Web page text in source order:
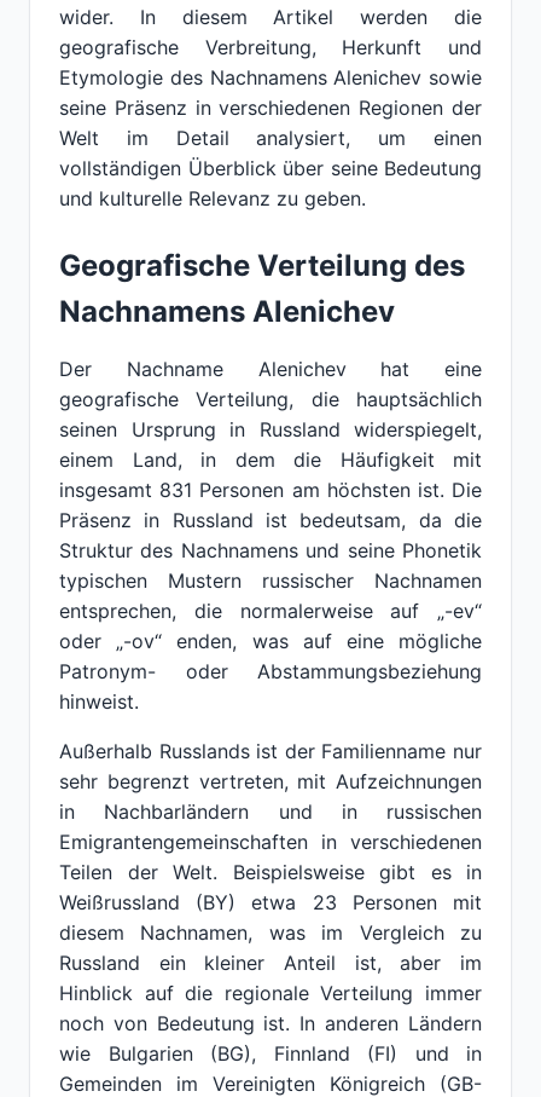
wider. In diesem Artikel werden die
geografische Verbreitung, Herkunft und
Etymologie des Nachnamens Alenichev sowie
seine Präsenz in verschiedenen Regionen der
Welt im Detail analysiert, um einen
vollständigen Überblick über seine Bedeutung
und kulturelle Relevanz zu geben.
Geografische Verteilung des
Nachnamens Alenichev
Der Nachname Alenichev hat eine
geografische Verteilung, die hauptsächlich
seinen Ursprung in Russland widerspiegelt,
einem Land, in dem die Häufigkeit mit
insgesamt 831 Personen am höchsten ist. Die
Präsenz in Russland ist bedeutsam, da die
Struktur des Nachnamens und seine Phonetik
typischen Mustern russischer Nachnamen
entsprechen, die normalerweise auf „-ev“
oder „-ov“ enden, was auf eine mögliche
Patronym- oder Abstammungsbeziehung
hinweist.
Außerhalb Russlands ist der Familienname nur
sehr begrenzt vertreten, mit Aufzeichnungen
in Nachbarländern und in russischen
Emigrantengemeinschaften in verschiedenen
Teilen der Welt. Beispielsweise gibt es in
Weißrussland (BY) etwa 23 Personen mit
diesem Nachnamen, was im Vergleich zu
Russland ein kleiner Anteil ist, aber im
Hinblick auf die regionale Verteilung immer
noch von Bedeutung ist. In anderen Ländern
wie Bulgarien (BG), Finnland (FI) und in
Gemeinden im Vereinigten Königreich (GB-